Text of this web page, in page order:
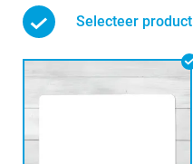
Selecteer product